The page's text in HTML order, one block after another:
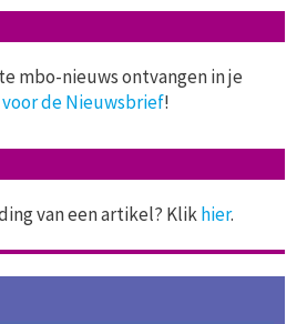
mbo-nieuws ontvangen in je
voor de Nieuwsbrief!
van een artikel? Klikhier.